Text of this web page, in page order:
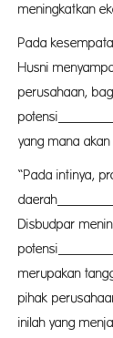
meningkatkan
Pada
Husni
perusahaan,
potensi
yang mana
“Pada intinya,
daerah
Disbudpar
potensi
merupakan
pihak
inilah yang